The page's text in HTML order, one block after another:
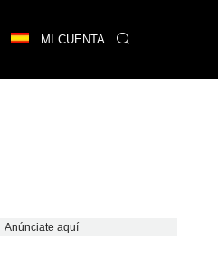
MI CUENTA
Anúnciate aquí